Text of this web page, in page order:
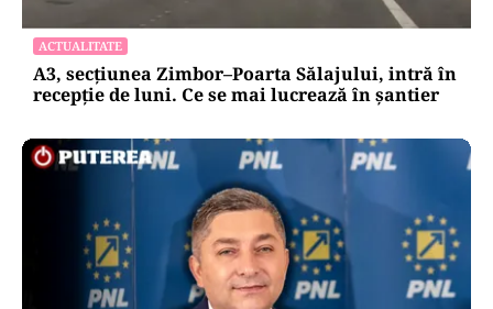
ACTUALITATE
A3, secțiunea Zimbor–Poarta Sălajului, intră în
recepție de luni. Ce se mai lucrează în șantier